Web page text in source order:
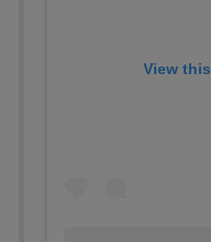
View